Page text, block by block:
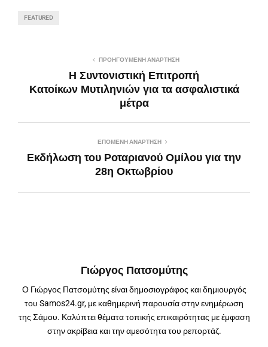
FEATURED
ΠΡΟΗΓΟΎΜΕΝΗ ΑΝΆΡΤΗΣΗ
Η Συντονιστική Επιτροπή
Κατοίκων Μυτιληνιών για τα ασφαλιστικά
μέτρα
ΕΠΌΜΕΝΗ ΑΝΆΡΤΗΣΗ
Εκδήλωση του Ροταριανού Ομίλου για την
28η Οκτωβρίου
Γιώργος Πατσομύτης
Ο Γιώργος Πατσομύτης είναι δημοσιογράφος και δημιουργός
του Samos24.gr, με καθημερινή παρουσία στην ενημέρωση
της Σάμου. Καλύπτει θέματα τοπικής επικαιρότητας με έμφαση
στην ακρίβεια και την αμεσότητα του ρεπορτάζ.